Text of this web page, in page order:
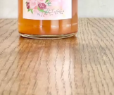
ロゼ色。
、アセロラのニュアン
程よいボリュームでス